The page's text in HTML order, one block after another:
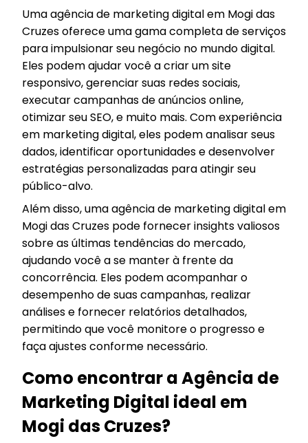
Uma agência de marketing digital em Mogi das
Cruzes oferece uma gama completa de serviços
para impulsionar seu negócio no mundo digital.
Eles podem ajudar você a criar um site
responsivo, gerenciar suas redes sociais,
executar campanhas de anúncios online,
otimizar seu SEO, e muito mais. Com experiência
em marketing digital, eles podem analisar seus
dados, identificar oportunidades e desenvolver
estratégias personalizadas para atingir seu
público-alvo.
Além disso, uma agência de marketing digital em
Mogi das Cruzes pode fornecer insights valiosos
sobre as últimas tendências do mercado,
ajudando você a se manter à frente da
concorrência. Eles podem acompanhar o
desempenho de suas campanhas, realizar
análises e fornecer relatórios detalhados,
permitindo que você monitore o progresso e
faça ajustes conforme necessário.
Como encontrar a Agência de
Marketing Digital ideal em
Mogi das Cruzes?